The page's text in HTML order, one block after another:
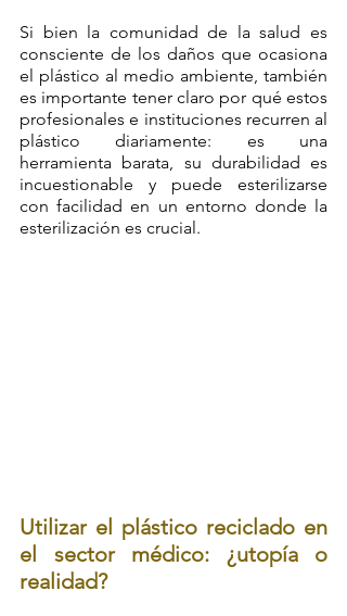
Si bien la comunidad de la salud es
consciente de los daños que ocasiona
el plástico al medio ambiente, también
es importante tener claro por qué estos
profesionales e instituciones recurren al
plástico diariamente: es una
herramienta barata, su durabilidad es
incuestionable y puede esterilizarse
con facilidad en un entorno donde la
esterilización es crucial.
Utilizar el plástico reciclado en
el sector médico: ¿utopía o
realidad?